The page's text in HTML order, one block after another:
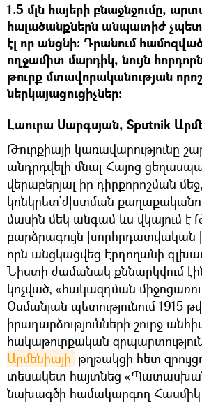
1.5 մլն հայերի բնաջնջումը,
հալածանքներն անպատիժ
էլ որ անցնի։ Դրանում
ողջամիտ մարդիկ, նույն
թուրք մտավորականության որոշ
ներկայացուցիչներ։
Լաուրա Սարգսյան, Sputnik
Թուրքիայի կառավարությունը
անդրդվելի մնալ Հայոց
վերաբերյալ իր դիրքորոշման
կոնկրետ`ժխտման
մասին մեկ անգամ ևս վկայում է
բարձրագույն խորհրդատվական
որն անցկացվեց Էրդողանի
Նիստի ժամանակ քննարկվում
կոչված, «հակազդման
Օսմանյան պետությունում 1915
իրադարձությունների շուրջ
հակաթուրքական
Արմենիայի թղթակցի հետ
տեսակետ հայտնեց
նախագծի համակարգող Հասմիկ